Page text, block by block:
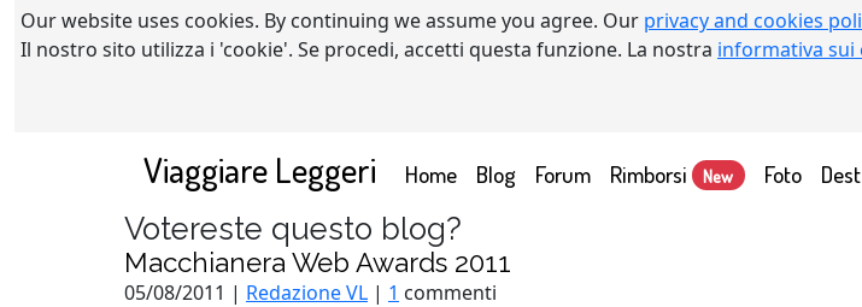
Our website uses cookies. By continuing we assume you agree. Our privacy and cookies
Il nostro sito utilizza i 'cookie'. Se procedi, accetti questa funzione. La nostra informativa sui
Viaggiare Leggeri Home(current)
Blog Forum Rimborsi New Foto
Votereste questo blog?
Macchianera Web Awards 2011
05/08/2011 | Redazione VL | 1 commenti